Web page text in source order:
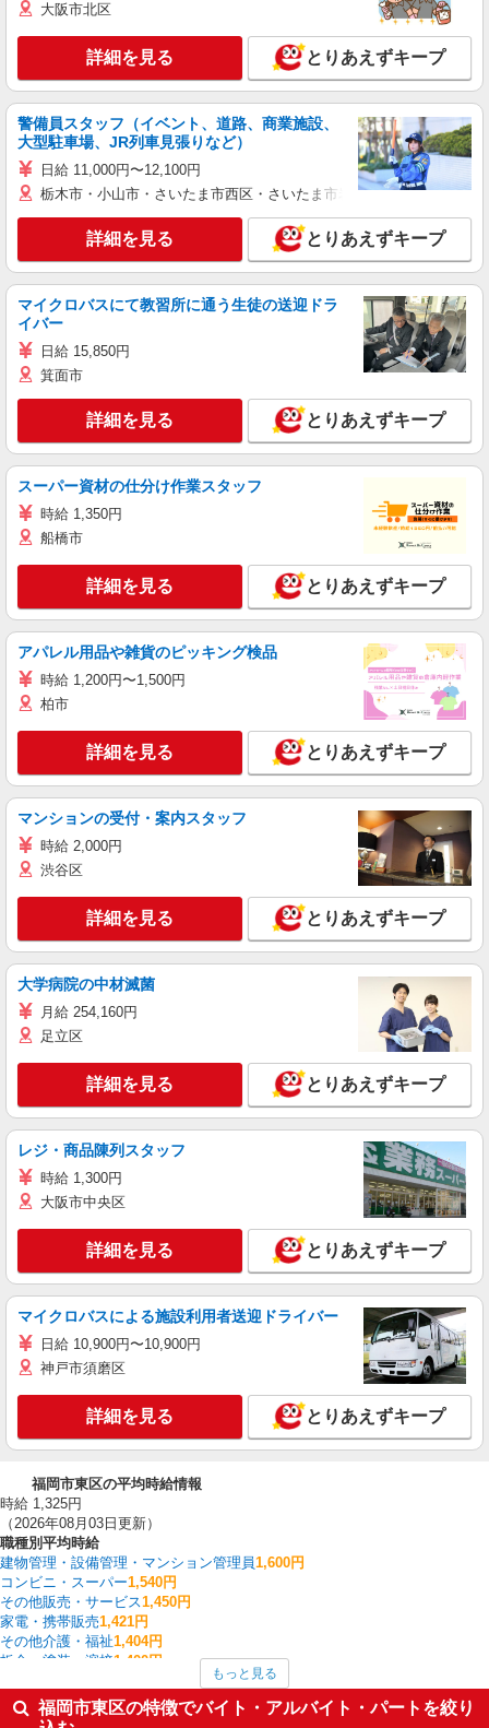
大阪市北区
詳細を見る とりあえずキープ
警備員スタッフ（イベント、道路、商業施設、
大型駐車場、JR列車見張りなど）
日給 11,000円〜12,100円
栃木市・小山市・さいたま市西区・さいたま市岩槻区・久喜市・蓮田
詳細を見る とりあえずキープ
マイクロバスにて教習所に通う生徒の送迎ドラ
イバー
日給 15,850円
箕面市
詳細を見る とりあえずキープ
スーパー資材の仕分け作業スタッフ
時給 1,350円
船橋市
詳細を見る とりあえずキープ
アパレル用品や雑貨のピッキング検品
時給 1,200円〜1,500円
柏市
詳細を見る とりあえずキープ
マンションの受付・案内スタッフ
時給 2,000円
渋谷区
詳細を見る とりあえずキープ
大学病院の中材滅菌
月給 254,160円
足立区
詳細を見る とりあえずキープ
レジ・商品陳列スタッフ
時給 1,300円
大阪市中央区
詳細を見る とりあえずキープ
マイクロバスによる施設利用者送迎ドライバー
日給 10,900円〜10,900円
神戸市須磨区
詳細を見る とりあえずキープ
福岡市東区の平均時給情報
時給 1,325円
（2026年08月03日更新）
職種別平均時給
建物管理・設備管理・マンション管理員1,600円
コンビニ・スーパー1,540円
その他販売・サービス1,450円
家電・携帯販売1,421円
その他介護・福祉1,404円
板金・塗装・溶接1,400円
金融・貿易事務1,370円
介護職・ヘルパー1,366円
もっと見る
福岡市東区の特徴でバイト・アルバイト・パートを絞り